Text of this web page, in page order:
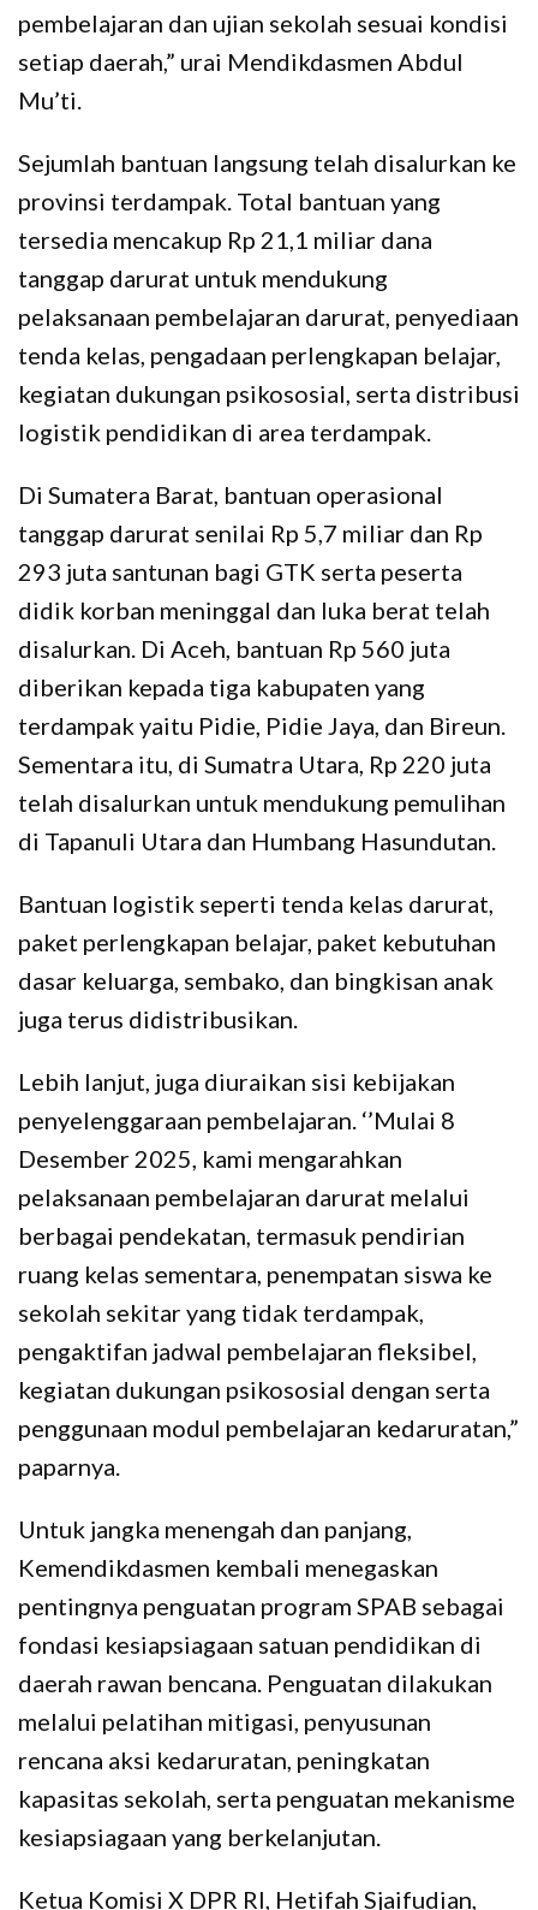
pembelajaran dan ujian sekolah sesuai kondisi
setiap daerah,” urai Mendikdasmen Abdul
Mu’ti.
Sejumlah bantuan langsung telah disalurkan ke
provinsi terdampak. Total bantuan yang
tersedia mencakup Rp 21,1 miliar dana
tanggap darurat untuk mendukung
pelaksanaan pembelajaran darurat, penyediaan
tenda kelas, pengadaan perlengkapan belajar,
kegiatan dukungan psikososial, serta distribusi
logistik pendidikan di area terdampak.
Di Sumatera Barat, bantuan operasional
tanggap darurat senilai Rp 5,7 miliar dan Rp
293 juta santunan bagi GTK serta peserta
didik korban meninggal dan luka berat telah
disalurkan. Di Aceh, bantuan Rp 560 juta
diberikan kepada tiga kabupaten yang
terdampak yaitu Pidie, Pidie Jaya, dan Bireun.
Sementara itu, di Sumatra Utara, Rp 220 juta
telah disalurkan untuk mendukung pemulihan
di Tapanuli Utara dan Humbang Hasundutan.
Bantuan logistik seperti tenda kelas darurat,
paket perlengkapan belajar, paket kebutuhan
dasar keluarga, sembako, dan bingkisan anak
juga terus didistribusikan.
Lebih lanjut, juga diuraikan sisi kebijakan
penyelenggaraan pembelajaran. ‘’Mulai 8
Desember 2025, kami mengarahkan
pelaksanaan pembelajaran darurat melalui
berbagai pendekatan, termasuk pendirian
ruang kelas sementara, penempatan siswa ke
sekolah sekitar yang tidak terdampak,
pengaktifan jadwal pembelajaran fleksibel,
kegiatan dukungan psikososial dengan serta
penggunaan modul pembelajaran kedaruratan,”
paparnya.
Untuk jangka menengah dan panjang,
Kemendikdasmen kembali menegaskan
pentingnya penguatan program SPAB sebagai
fondasi kesiapsiagaan satuan pendidikan di
daerah rawan bencana. Penguatan dilakukan
melalui pelatihan mitigasi, penyusunan
rencana aksi kedaruratan, peningkatan
kapasitas sekolah, serta penguatan mekanisme
kesiapsiagaan yang berkelanjutan.
Ketua Komisi X DPR RI, Hetifah Sjaifudian,